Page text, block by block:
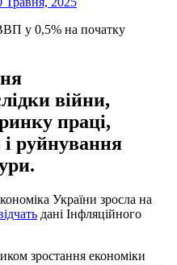
війни,
праці,
і руйнування
України зросла на
дані Інфляційного
зростання економіки